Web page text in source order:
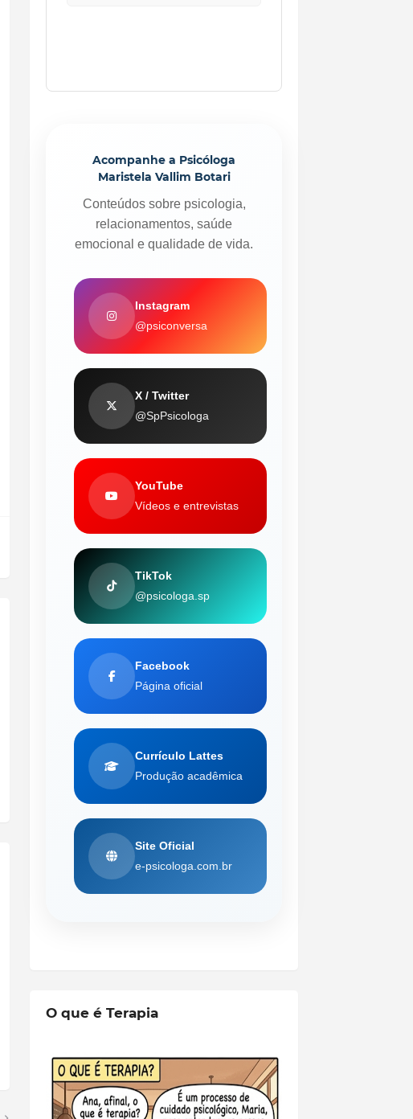
Acompanhe a Psicóloga
Maristela Vallim Botari
Conteúdos sobre psicologia,
relacionamentos, saúde
emocional e qualidade de vida.
Instagram
@psiconversa
X / Twitter
@SpPsicologa
YouTube
Vídeos e entrevistas
TikTok
@psicologa.sp
Facebook
Página oficial
Currículo Lattes
Produção acadêmica
Site Oficial
e-psicologa.com.br
O que é Terapia